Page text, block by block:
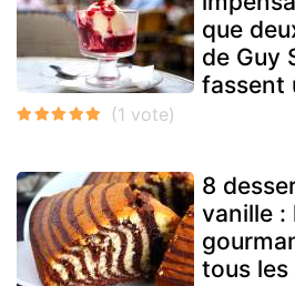
que
de Guy
fassent
8
vanille :
tous les